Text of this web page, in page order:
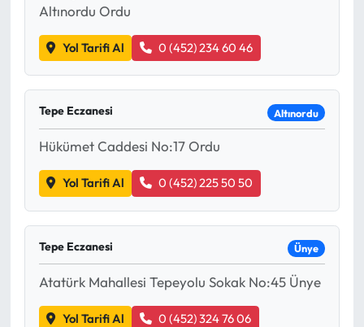
Altınordu Ordu
Yol Tarifi Al 0 (452) 234 60 46
Tepe Eczanesi Altınordu
Hükümet Caddesi No:17 Ordu
Yol Tarifi Al 0 (452) 225 50 50
Tepe Eczanesi Ünye
Atatürk Mahallesi Tepeyolu Sokak No:45 Ünye
Yol Tarifi Al 0 (452) 324 76 06